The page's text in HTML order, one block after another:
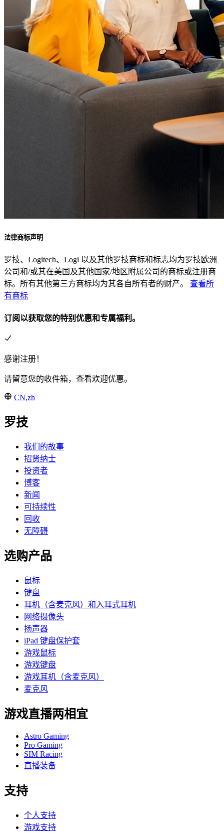
法律商标声明
罗技、Logitech、Logi 以及其他罗技商标和标志均为罗技欧洲
公司和/或其在美国及其他国家/地区附属公司的商标或注册商
标。所有其他第三方商标均为其各自所有者的财产。 查看所
有商标
订阅以获取您的特别优惠和专属福利。
感谢注册！
请留意您的收件箱，查看欢迎优惠。
CN,zh
罗技
我们的故事
招贤纳士
投资者
博客
新闻
可持续性
回收
无障碍
选购产品
鼠标
键盘
耳机（含麦克风）和入耳式耳机
网络摄像头
扬声器
iPad 键盘保护套
游戏鼠标
游戏键盘
游戏耳机（含麦克风）
麦克风
游戏直播两相宜
Astro Gaming
Pro Gaming
SIM Racing
直播装备
支持
个人支持
游戏支持